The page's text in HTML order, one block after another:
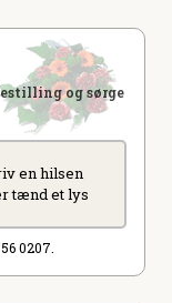
og sørge
en hilsen
tænd et lys
0207.